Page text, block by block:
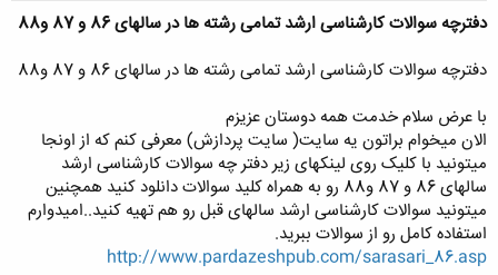
دفترچه سوالات کارشناسی ارشد تمامی رشته ها در سالهای 86 و 87 و88
دفترچه سوالات کارشناسی ارشد تمامی رشته ها در سالهای 86 و 87 و88
با عرض سلام خدمت همه دوستان عزیزم
الان میخوام براتون یه سایت( سایت پردازش) معرفی کنم که از اونجا
میتونید با کلیک روی لینکهای زیر دفتر چه سوالات کارشناسی ارشد
سالهای 86 و 87 و88 رو به همراه کلید سوالات دانلود کنید همچنین
میتونید سوالات کارشناسی ارشد سالهای قبل رو هم تهیه کنید..امیدوارم
استفاده کامل رو از سوالات ببرید.
http://www.pardazeshpub.com/sarasari_86.asp